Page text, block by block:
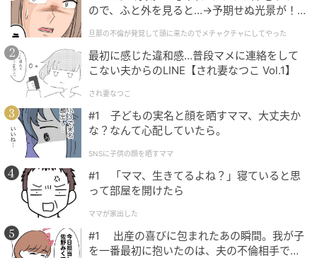
こうした言葉の罠を見破る頭の体操は、脳を柔らかく
ほぐす絶好のチャンス。
正解にたどり着けなかった方も、思わず「なるほ
ど！」とスッキリできたなら、頭がしっかり活性化し
た証拠ですよ。
次の記事
【頭の体操】「鱪」なんと読む？ヒントは
「し〇〇」…魚へんに「暑い」と書く、これ
からの季節にぴったりのあの魚
ので、ふと外を見ると…→予期せぬ光景が！
クチャにしてやった
旦那の不倫が発覚して頭に来たのでメチャクチャにしてやった
最初に感じた違和感…普段マメに連絡をして
こない夫からのLINE【され妻なつこ Vol.1】
され妻なつこ
#1 子どもの実名と顔を晒すママ、大丈夫か
な？なんて心配していたら。
SNSに子供の顔を晒すママ
#1 「ママ、生きてるよね？」寝ていると思
って部屋を開けたら
ママが家出した
#1 出産の喜びに包まれたあの瞬間。我が子
を一番最初に抱いたのは、夫の不倫相手でし